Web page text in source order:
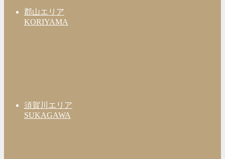
郡山エリア
KORIYAMA
須賀川エリア
SUKAGAWA